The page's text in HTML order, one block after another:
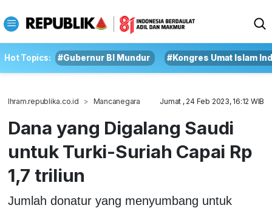
Hot Topics: #Gubernur BI Mundur #Kongres Umat Islam
Ihram.republika.co.id Mancanegara Jumat , 24 Feb 2023, 16:12 WIB
Dana yang Digalang Saudi
untuk Turki-Suriah Capai Rp
1,7 triliun
Jumlah donatur yang menyumbang untuk